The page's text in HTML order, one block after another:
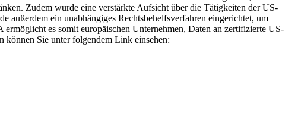
Zudem wurde eine verstärkte Aufsicht über die Tätigkeiten der US-
außerdem ein unabhängiges Rechtsbehelfsverfahren eingerichtet, um
es somit europäischen Unternehmen, Daten an zertifizierte US-
können Sie unter folgendem Link einsehen: